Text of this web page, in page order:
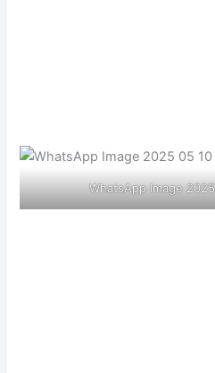
WhatsApp Image